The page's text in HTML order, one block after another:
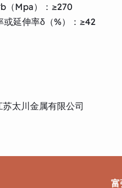
（Mpa）：≥270
或延伸率δ（%）：≥42
苏太川金属有限公司